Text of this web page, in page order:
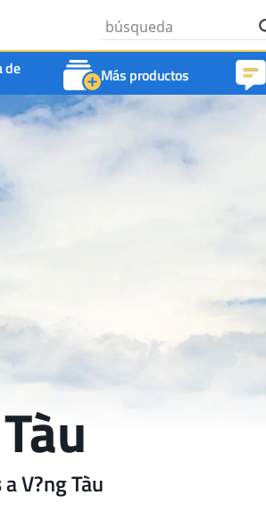
de Más productos
V?ng Tàu